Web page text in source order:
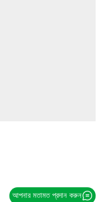
আপনার মতামত প্রদান করুন